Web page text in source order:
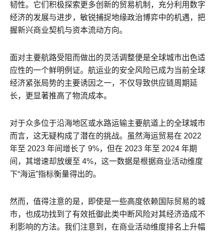
韧性。它们积极探索更多创新的贸易机制，充分利用数字
经济的发展与进步，敏锐捕捉地缘政治博弈中的机遇，把
握新兴商业契机与资本流动方向。
面对主要航路受阻而做出的灵活调整便是全球城市出色适
应性的一个鲜明例证。航运业的安全风险已成为当前全球
经济紧张局势的主要诱因之一，不仅导致供应链周期延
长，更显著推高了物流成本。
对于众多位于沿海地区或水路运输主要航道上的全球城市
而言，这无疑构成了潜在的挑战。虽然海运贸易在 2022
年至 2023 年间增长了 9%，但在 2023 年至 2024 年期
间，其增速却放缓至 4%，这一数据是根据商业活动维度
下“海运”指标衡量得出的。
然而，值得注意的是，即使是一些高度依赖国际贸易的城
市，也成功找到了有效抵御此类中断风险对其经济造成不
利影响的方法。我们注意到，在商业活动维度排名上升幅